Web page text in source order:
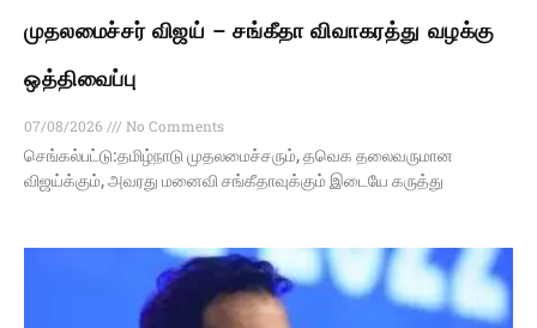
முதலமைச்சர் விஜய் – சங்கீதா விவாகரத்து வழக்கு
ஒத்திவைப்பு
07/08/2026
No Comments
செங்கல்பட்டு:தமிழ்நாடு முதலமைச்சரும், தவெக தலைவருமான
விஜய்க்கும், அவரது மனைவி சங்கீதாவுக்கும் இடையே கருத்து